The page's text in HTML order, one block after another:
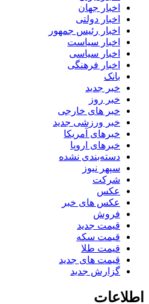
اخبار جهان
اخبار دولتی
اخبار رئیس جمهور
اخبار سیاست
اخبار سیاسی
اخبار فرهنگی
بانک
خبر جدید
خبر روز
خبر های خارجی
خبر ورزشی جدید
خبرهای آمریکا
خبرهای اروپا
دسته‌بندی نشده
سپهر نیوز
شرکت
عکس
عکس های خبر
فروش
قیمت جدید
قیمت سکه
قیمت طلا
قیمت های جدید
گزارش جدید
اطلاعات